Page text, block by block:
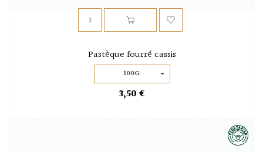
Pastèque fourré cassis
100G
3,50 €